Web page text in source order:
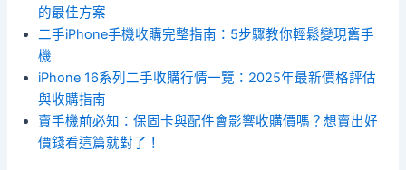
的最佳方案
二手iPhone手機收購完整指南：5步驟教你輕鬆變現舊手
機
iPhone 16系列二手收購行情一覽：2025年最新價格評估
與收購指南
賣手機前必知：保固卡與配件會影響收購價嗎？想賣出好
價錢看這篇就對了！